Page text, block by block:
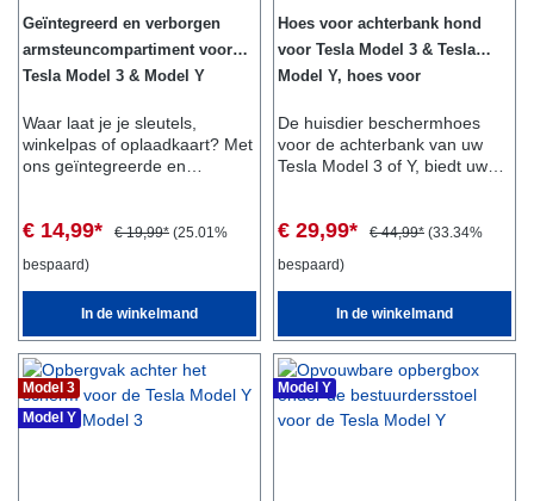
Geïntegreerd en verborgen
armsteuncompartiment voor
Tesla Model 3 & Model Y
Waar laat je je sleutels,
winkelpas of oplaadkaart? Met
ons geïntegreerde en
voor al uw waardevolle
gemakkelijk in de armleuning
en plakt vast met de vooraf
aangebrachte plakstrips. Het
compartiment past zowel op
de Tesla Model 3 als op de
Model Y.Omvang van de
levering:- 1x vak voor
armleuningGeschikt voor:-
€ 14,99* € 19,99* (25.01%
bespaard)
In de winkelmand
Hoes voor achterbank hond
voor Tesla Model 3 & Tesla
Model Y, hoes voor
De huisdier beschermhoes
voor de achterbank van uw
Tesla Model 3 of Y, biedt uw
huisdier genieten van een
beschermhoes is eenvoudig te
bevestigen met klittenband en
kan gemakkelijk worden
verwijderd, evenals
gereinigd.Leveringsomvang:-
1x beschermhoes voor
huisdieren Geschikt voor:-
Tesla Model 3- Tesla Model Y-
€ 29,99* € 44,99* (33.34%
bespaard)
In de winkelmand
Model 3
Model Y
Model Y